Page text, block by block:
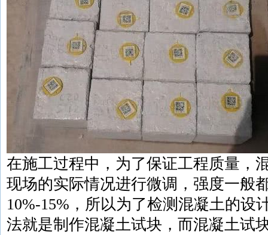
在施工过程中，为了保证工程质量，
现场的实际情况进行微调，强度一般
10%-15%，所以为了检测混凝土的设
法就是制作混凝土试块，而混凝土试